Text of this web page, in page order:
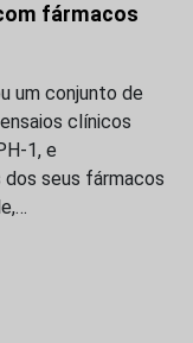
fármacos
um conjunto de
clínicos
1, e
dos seus fármacos